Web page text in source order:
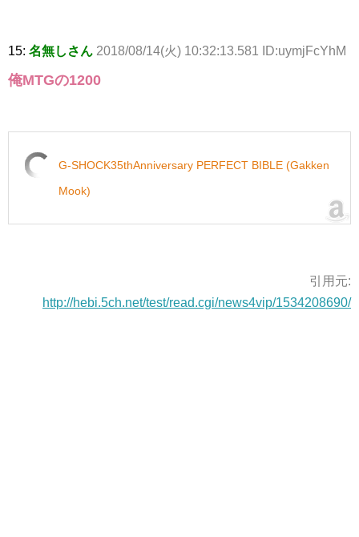
15: 名無しさん 2018/08/14(火) 10:32:13.581 ID:uymjFcYhM
俺MTGの1200
G-SHOCK35thAnniversary PERFECT BIBLE (Gakken
Mook)
引用元:
http://hebi.5ch.net/test/read.cgi/news4vip/1534208690/